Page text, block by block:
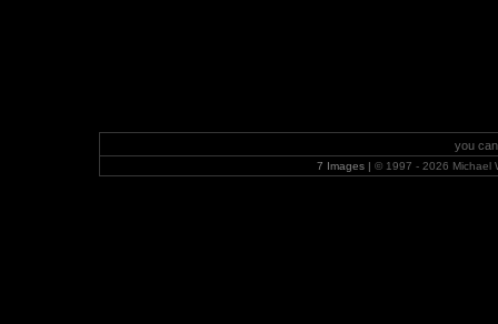
you
7 Images | © 1997 - 2026 Michael